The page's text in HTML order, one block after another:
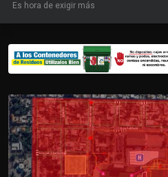
Es hora de exigir más